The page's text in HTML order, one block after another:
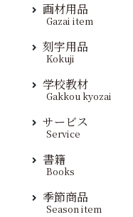
画材用品
Gazai item
刻字用品
Kokuji
学校教材
Gakkou kyozai
サービス
Service
書籍
Books
季節商品
Season item